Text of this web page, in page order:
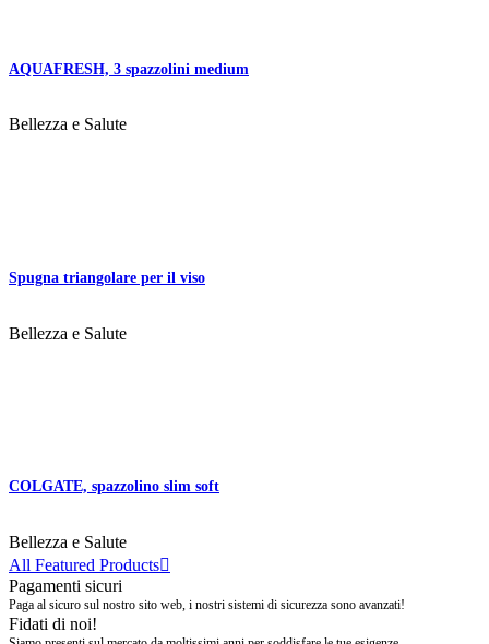
AQUAFRESH, 3 spazzolini medium
Bellezza e Salute
Spugna triangolare per il viso
Bellezza e Salute
COLGATE, spazzolino slim soft
Bellezza e Salute
All Featured Products
Pagamenti sicuri
Paga al sicuro sul nostro sito web, i nostri sistemi di sicurezza sono avanzati!
Fidati di noi!